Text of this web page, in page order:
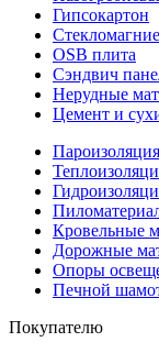
Гипсокартон
OSB плита
Сэндвич
Нерудные
Цемент и
Пароизоляция
Кровельные
Дорожные
Опоры
Печной
Покупателю